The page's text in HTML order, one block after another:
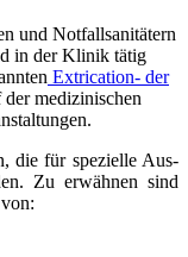
und Notfallsanitätern
in der Klinik tätig
Extrication- der
der medizinischen
die für spezielle Aus-
Zu erwähnen sind